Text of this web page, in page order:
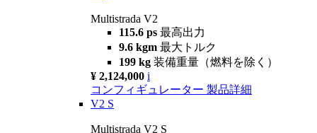
Multistrada V2
115.6 ps 最高出力
9.6 kgm 最大トルク
199 kg 装備重量（燃料を除く）
¥ 2,124,000 i
コンフィギュレーター 製品詳細
V2 S
Multistrada V2 S